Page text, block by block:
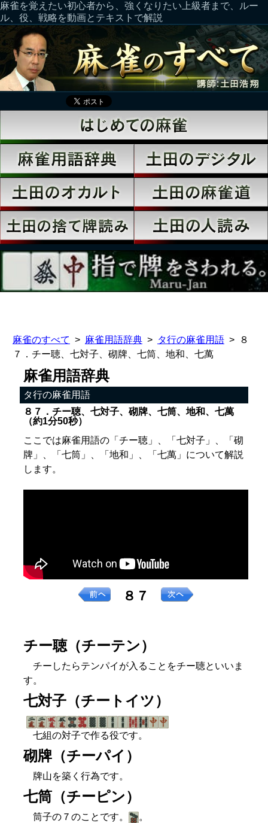
麻雀を覚えたい初心者から、強くなりたい上級者まで、ルー
ル、役、戦略を動画とテキストで解説
麻雀のすべて 麻雀用語辞典 タ行の麻雀用語
８
７．チー聴、七対子、砌牌、七筒、地和、七萬
麻雀用語辞典
タ行の麻雀用語
８７．チー聴、七対子、砌牌、七筒、地和、七萬
（約1分50秒）
ここでは麻雀用語の「チー聴」、「七対子」、「砌
牌」、「七筒」、「地和」、「七萬」について解説
します。
８７
チー聴（チーテン）
チーしたらテンパイが入ることをチー聴といいま
す。
七対子（チートイツ）
七組の対子で作る役です。
砌牌（チーパイ）
牌山を築く行為です。
七筒（チーピン）
筒子の７のことです。 。